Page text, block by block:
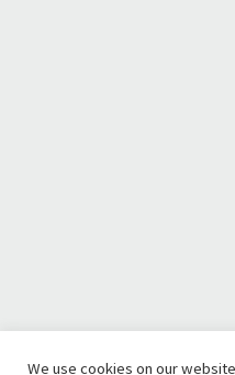
We use cookies on our